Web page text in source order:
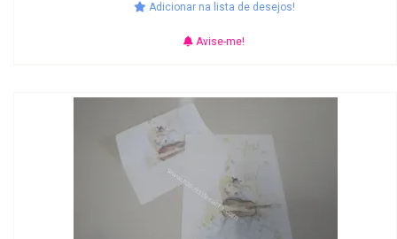
Adicionar na lista de desejos!
Avise-me!